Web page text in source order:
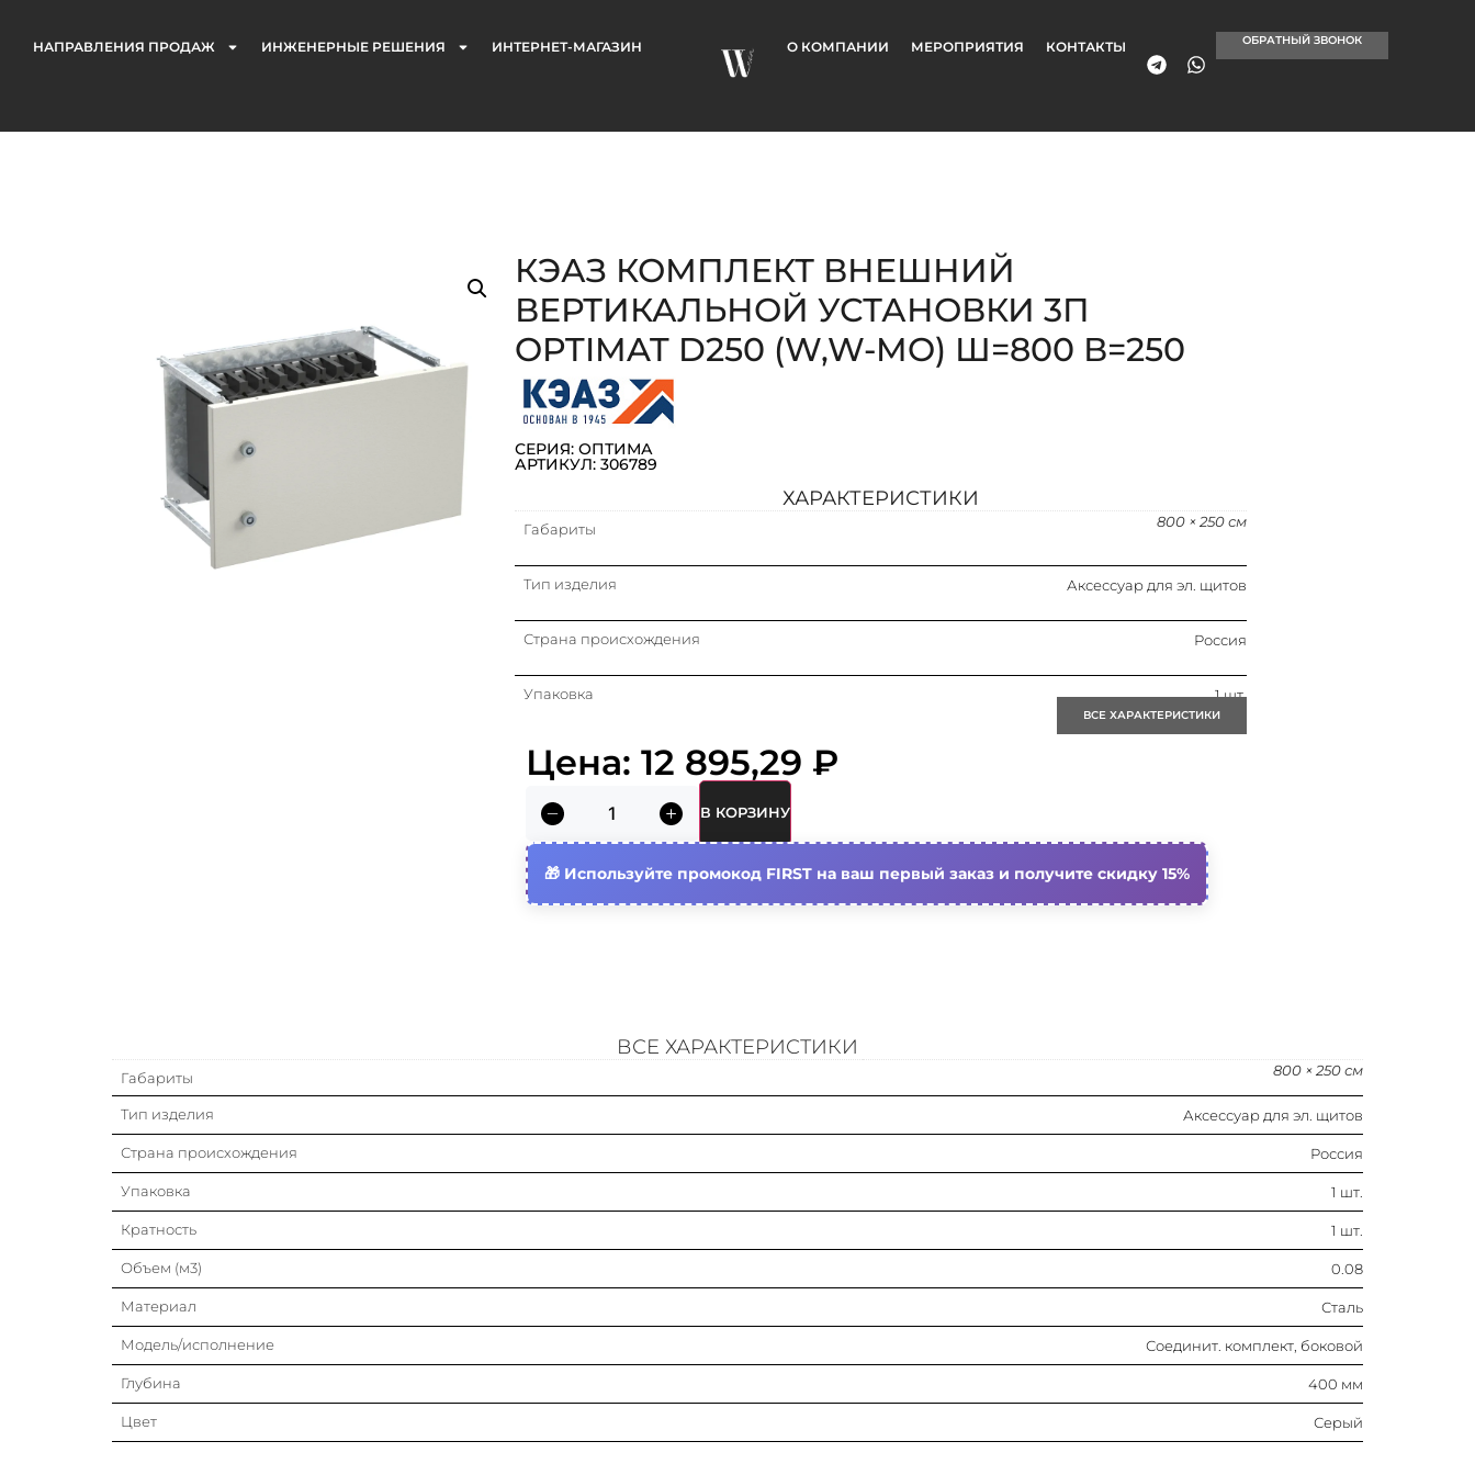
НАПРАВЛЕНИЯ ПРОДАЖ ИНЖЕНЕРНЫЕ РЕШЕНИЯ ИНТЕРНЕТ-МАГАЗИН О КОМПАНИИ МЕРОПРИЯТИЯ КОНТАКТЫ ОБРАТНЫЙ ЗВОНОК
КЭАЗ КОМПЛЕКТ ВНЕШНИЙ
ВЕРТИКАЛЬНОЙ УСТАНОВКИ 3П
OPTIMAT D250 (W,W-MO) Ш=800 В=250
СЕРИЯ: ОПТИМА
АРТИКУЛ: 306789
ХАРАКТЕРИСТИКИ
Габариты 800 × 250 см
Тип изделия Аксессуар для эл. щитов
Страна происхождения Россия
Упаковка 1 шт.
Кратность
Объем (м3)
Материал Сталь
ВСЕ ХАРАКТЕРИСТИКИ
Цена: 12 895,29 ₽
В КОРЗИНУ
Используйте промокод FIRST на ваш первый заказ и получите скидку 15%
ВСЕ ХАРАКТЕРИСТИКИ
Габариты 800 × 250 см
Тип изделия Аксессуар для эл. щитов
Страна происхождения Россия
Упаковка 1 шт.
Кратность 1 шт.
Объем (м3) 0.08
Материал Сталь
Модель/исполнение Соединит. комплект, боковой
Глубина 400 мм
Цвет Серый